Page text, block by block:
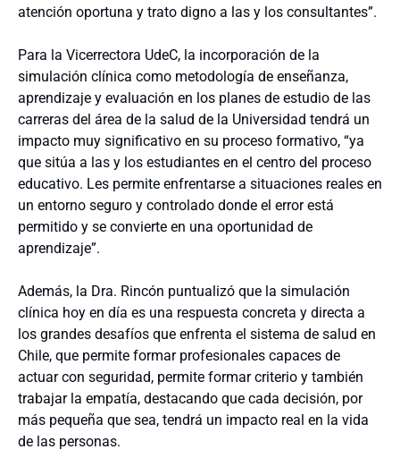
atención oportuna y trato digno a las y los consultantes”.
Para la Vicerrectora UdeC, la incorporación de la
simulación clínica como metodología de enseñanza,
aprendizaje y evaluación en los planes de estudio de las
carreras del área de la salud de la Universidad tendrá un
impacto muy significativo en su proceso formativo, “ya
que sitúa a las y los estudiantes en el centro del proceso
educativo. Les permite enfrentarse a situaciones reales en
un entorno seguro y controlado donde el error está
permitido y se convierte en una oportunidad de
aprendizaje”.
Además, la Dra. Rincón puntualizó que la simulación
clínica hoy en día es una respuesta concreta y directa a
los grandes desafíos que enfrenta el sistema de salud en
Chile, que permite formar profesionales capaces de
actuar con seguridad, permite formar criterio y también
trabajar la empatía, destacando que cada decisión, por
más pequeña que sea, tendrá un impacto real en la vida
de las personas.